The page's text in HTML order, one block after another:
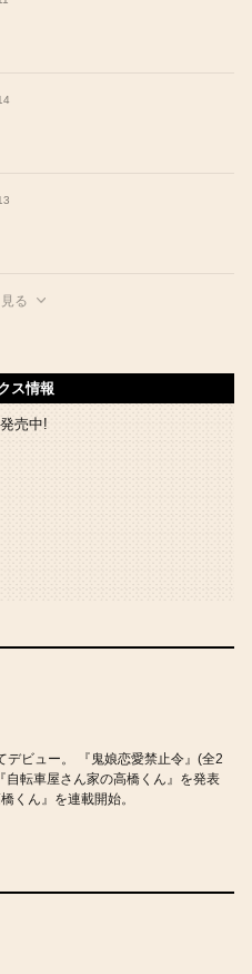
る
ス情報
売中!
ビュー。 『鬼娘恋愛禁止令』(全2
転車屋さん家の高橋くん』を発表
くん』を連載開始。